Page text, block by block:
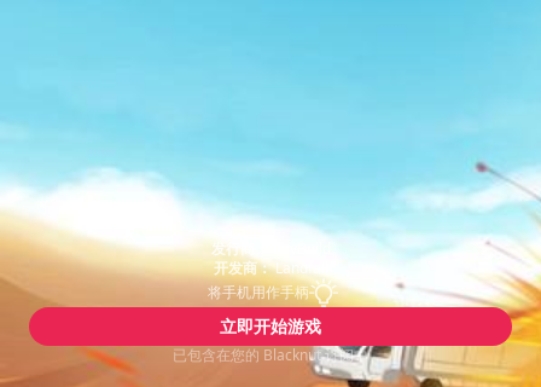
发行商：
开发商：Landfall
将手机用作手柄
立即开始游戏
已包含在您的 Blacknut 订阅中